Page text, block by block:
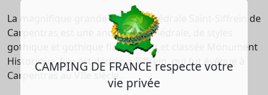
CAMPING DE FRANCE respecte votre
vie privée
La magnifique grande église cathédrale Saint-Siffrein de
Carpentras est une ancienne cathédrale, de styles
gothique et gothique flamboyant et classée Monument
Historique. Elle est dédiée à Siffrein, qui fut évêque à
Carpentras au VIIe siècle.